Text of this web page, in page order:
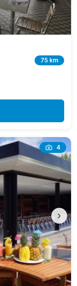
75 km
4
›